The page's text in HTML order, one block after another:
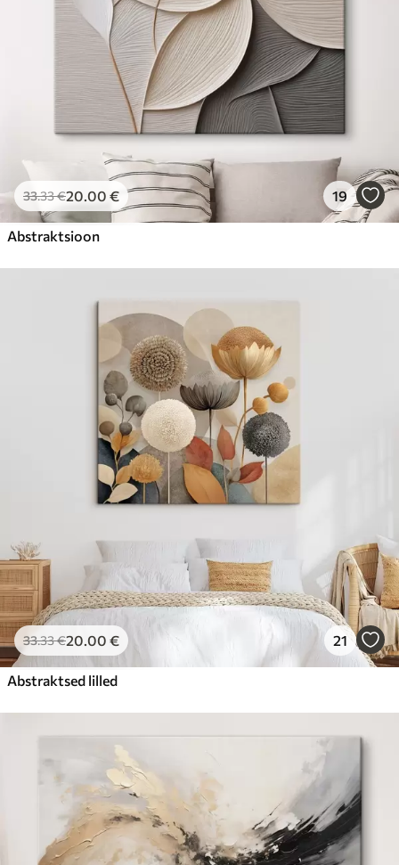
33.33€20.00 € 19
Abstraktsioon
33.33€20.00 € 21
Abstraktsed lilled